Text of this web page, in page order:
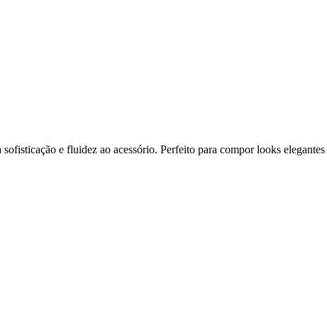
e fluidez ao acessório. Perfeito para compor looks